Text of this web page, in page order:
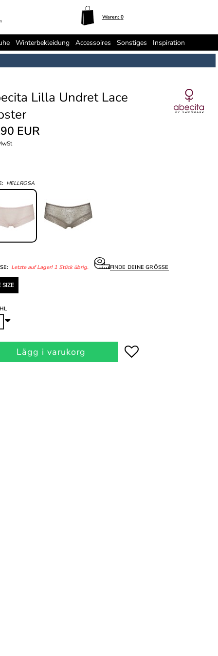
Waren: 0
Winterbekleidung Accessoires Sonstiges Inspiration
Lilla Undret Lace
EUR
HELLROSA
Letzte auf Lager! 1 Stück übrig. FINDE DEINE GRÖSSE
SIZE
Lägg i varukorg